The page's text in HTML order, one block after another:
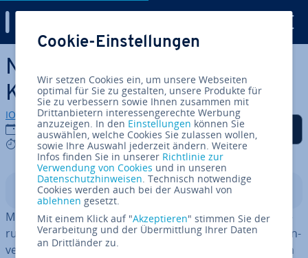
Zum Haupt­in­halt springen
NFT Art: Eine neue Art, mit
Kunst zu handeln
IONOS Redaktion
12.10.2022
3 mins
Auf Facebook teilen
Auf Twitter teilen
Auf LinkedIn teilen
Als be­vor­zug­te Quelle
auf Google hin­zu­fü­gen
In­halts­ver­zeich­nis
Mit NFT Art Finance hat sich 2021 eine neue Kryp­to­wäh­
rung ent­wi­ckelt, die für Künstler und kunst­be­geis­ter­te In­
ves­to­ren in­ter­es­sant sein dürfte. Auf der gleich­na­mi­gen
Cookie-Einstellungen
Wir setzen Cookies ein, um unsere Webseiten
optimal für Sie zu gestalten, unsere Produkte für
Sie zu verbessern sowie Ihnen zusammen mit
Drittanbietern interessengerechte Werbung
anzuzeigen. In den Einstellungen können Sie
auswählen, welche Cookies Sie zulassen wollen,
sowie Ihre Auswahl jederzeit ändern. Weitere
Infos finden Sie in unserer Richtlinie zur
Verwendung von Cookies und in unseren
Datenschutzhinweisen. Technisch notwendige
Cookies werden auch bei der Auswahl von
ablehnen gesetzt.
Mit einem Klick auf "Akzeptieren" stimmen Sie der
Verarbeitung und der Übermittlung Ihrer Daten
an Drittländer zu.